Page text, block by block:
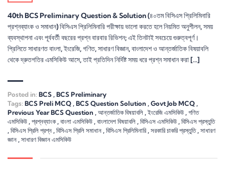
40th BCS Preliminary Question & Solution (৪০তম বিসিএস প্রিলিমিনারি
প্রশ্নব্যাংক ও সমাধান) বিসিএস প্রিলিমিনারি পরীক্ষায় ভালো করতে হলে নিয়মিত অনুশীলন, সময়
ব্যবস্থাপনা এবং পূর্ববর্তী বছরের প্রশ্ন বারবার রিভিশন; এই তিনটাই সবচেয়ে গুরুত্বপূর্ণ।
প্রিলিতে সাধারণত বাংলা, ইংরেজি, গণিত, সাধারণ বিজ্ঞান, বাংলাদেশ ও আন্তর্জাতিক বিষয়াবলি
থেকে দ্রুতগতির এমসিকিউ আসে, তাই প্রতিদিন নির্দিষ্ট সময় ধরে প্রশ্ন সমাধান করা […]
Posted in:BCS , BCS Preliminary
Tags:BCS Preli MCQ , BCS Question Solution , Govt Job MCQ ,
Previous Year BCS Question , আন্তর্জাতিক বিষয়াবলি , ইংরেজি এমসিকিউ , গণিত
এমসিকিউ , প্রশ্নব্যাংক, বাংলা এমসিকিউ , বাংলাদেশ বিষয়াবলি , বিসিএস এমসিকিউ , বিসিএস প্রস্তুতি
, বিসিএস প্রিলি প্রশ্ন , বিসিএস প্রিলি সমাধান , বিসিএস প্রিলিমিনারি , সরকারি চাকরি প্রস্তুতি, সাধারণ
জ্ঞান , সাধারণ বিজ্ঞান এমসিকিউ